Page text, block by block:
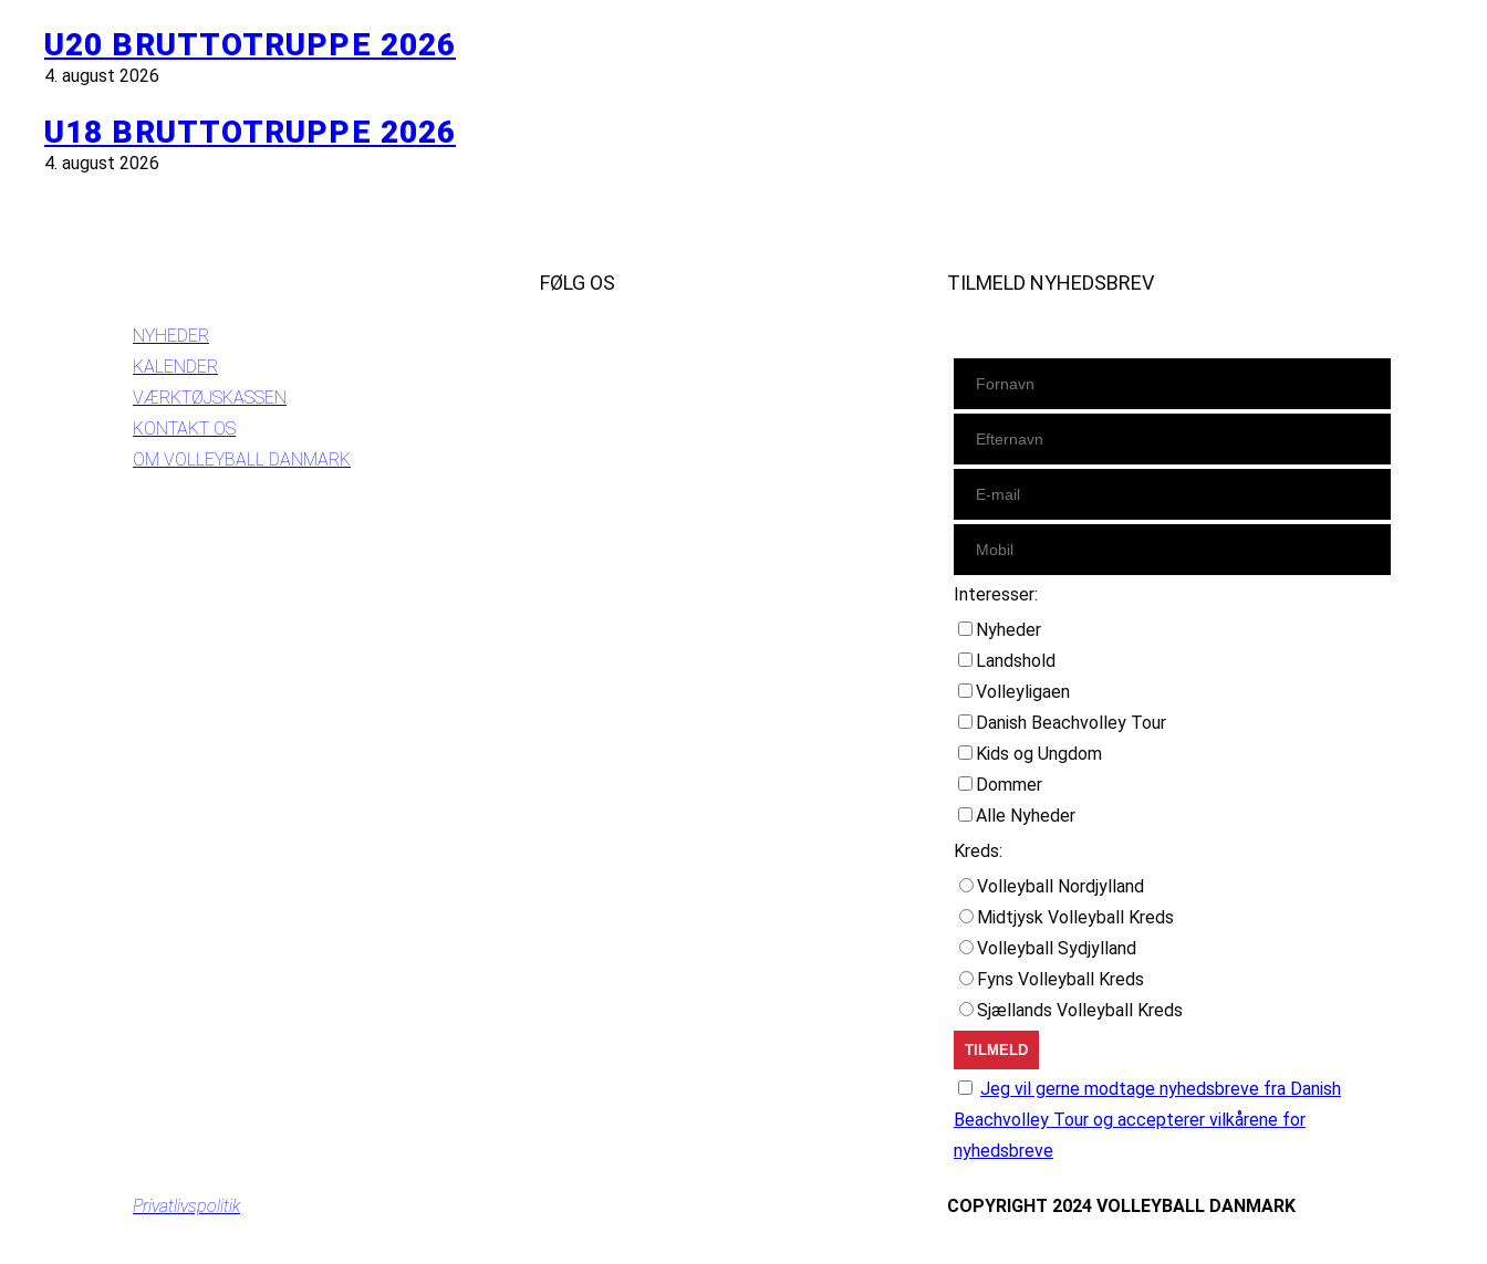
U20 BRUTTOTRUPPE 2026
4. august 2026
U18 BRUTTOTRUPPE 2026
4. august 2026
NYHEDER
KALENDER
VÆRKTØJSKASSEN
KONTAKT OS
OM VOLLEYBALL DANMARK
FØLG OS TILMELD NYHEDSBREV
Interesser:
Nyheder
Landshold
Volleyligaen
Danish Beachvolley Tour
Kids og Ungdom
Dommer
Alle Nyheder
Kreds:
Volleyball Nordjylland
Midtjysk Volleyball Kreds
Volleyball Sydjylland
Fyns Volleyball Kreds
Sjællands Volleyball Kreds
Jeg vil gerne modtage nyhedsbreve fra Danish
Beachvolley Tour og accepterer vilkårene for
nyhedsbreve
Privatlivspolitik COPYRIGHT 2024 VOLLEYBALL DANMARK